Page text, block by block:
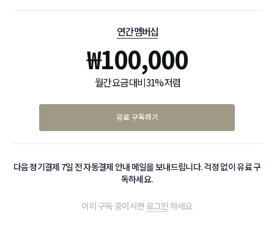
연간 멤버십
₩100,000
월간 요금 대비 31% 저렴
유료 구독하기
다음 정기결제 7일 전 자동결제 안내 메일을 보내드립니다. 걱정 없이 유료 구
독하세요.
이미 구독 중이시면 로그인하세요